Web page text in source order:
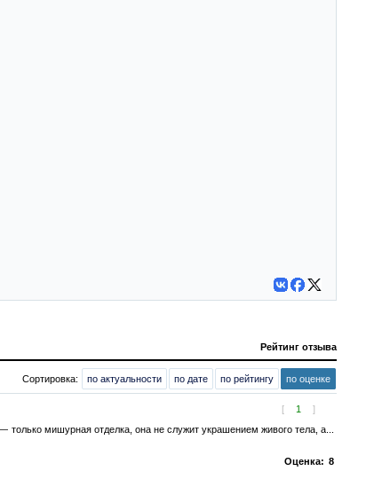
Рейтинг отзыва
Сортировка: по актуальности по дате по рейтингу по оценке
[ 1 ]
мишурная отделка, она не служит украшением живого тела, а...
Оценка: 8